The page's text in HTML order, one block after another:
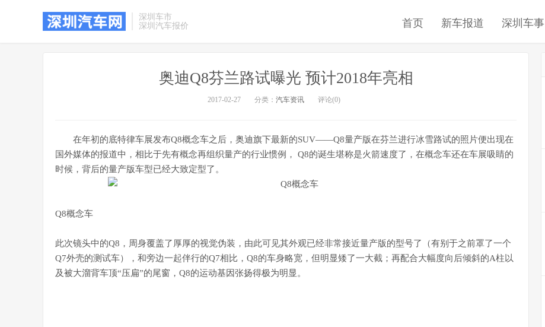
深圳车市
深圳汽车报价
首页 新车报道 深圳车事
奥迪Q8芬兰路试曝光 预计2018年亮相
2017-02-27 分类： 汽车资讯 评论(0)
在年初的底特律车展发布Q8概念车之后，奥迪旗下最新的SUV——Q8量产版在芬兰进行冰雪路试的照片便出现在
国外媒体的报道中，相比于先有概念再组织量产的行业惯例， Q8的诞生堪称是火箭速度了，在概念车还在车展吸睛的
时候，背后的量产版车型已经大致定型了。
Q8概念车
此次镜头中的Q8，周身覆盖了厚厚的视觉伪装，由此可见其外观已经非常接近量产版的型号了（有别于之前罩了一个
Q7外壳的测试车），和旁边一起伴行的Q7相比，Q8的车身略宽，但明显矮了一大截；再配合大幅度向后倾斜的A柱以
及被大溜背车顶“压扁”的尾窗，Q8的运动基因张扬得极为明显。